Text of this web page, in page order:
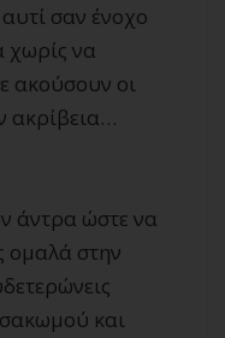
σαν ένοχο
χωρίς να
ακούσουν οι
ακρίβεια…
άντρα ώστε να
ομαλά στην
και